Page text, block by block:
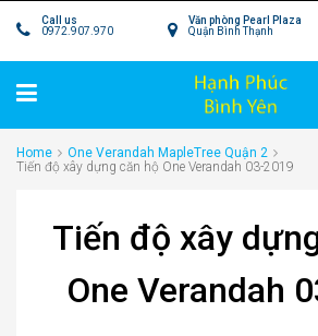
Văn phòng Pearl Plaza
Quận Bình Thạnh
Call us
0972.907.970
Home
One Verandah MapleTree Quận 2
Tiến độ xây dựng căn hộ One Verandah 03-2019
Tiến độ xây
One Verandah